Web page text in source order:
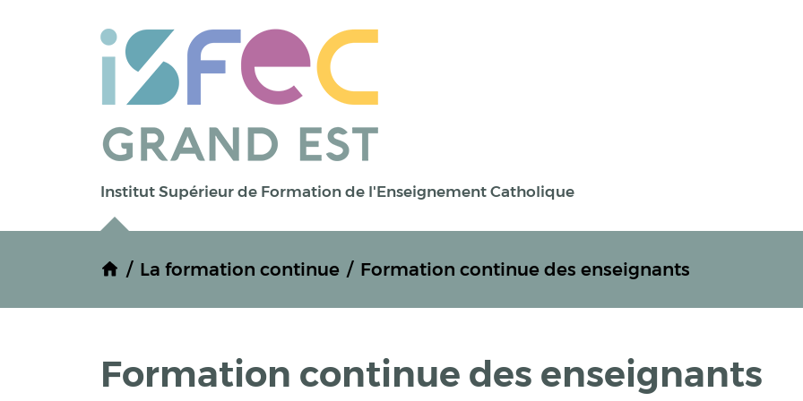
Institut Supérieur de Formation de l'Enseignement Catholique
La formation continue Formation continue des enseignants
Formation continue des enseignants